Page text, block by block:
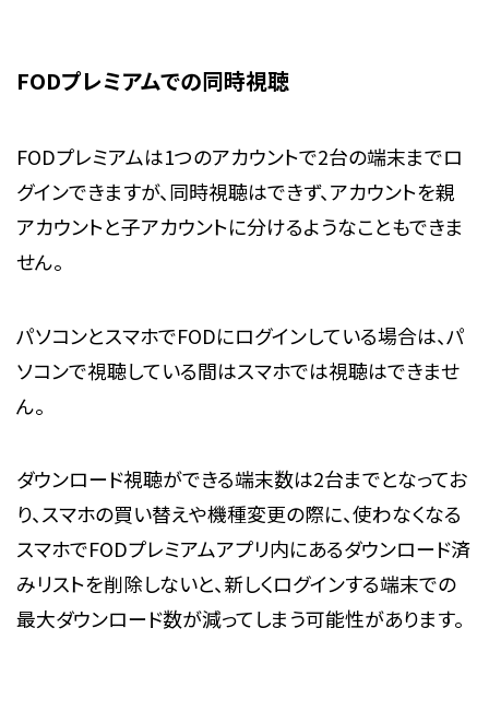
FODプレミアムでの同時視聴
FODプレミアムは1つのアカウントで2台の端末までロ
グインできますが、同時視聴はできず、アカウントを親
アカウントと子アカウントに分けるようなこともできま
せん。
パソコンとスマホでFODにログインしている場合は、パ
ソコンで視聴している間はスマホでは視聴はできませ
ん。
ダウンロード視聴ができる端末数は2台までとなってお
り、スマホの買い替えや機種変更の際に、使わなくなる
スマホでFODプレミアムアプリ内にあるダウンロード済
みリストを削除しないと、新しくログインする端末での
最大ダウンロード数が減ってしまう可能性があります。